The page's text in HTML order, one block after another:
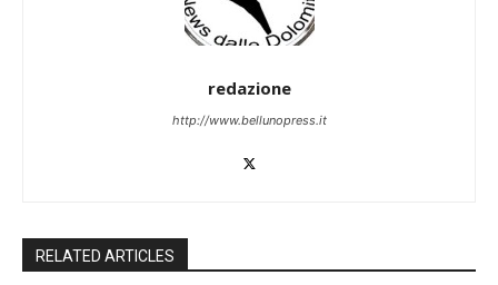
redazione
http://www.bellunopress.it
RELATED ARTICLES